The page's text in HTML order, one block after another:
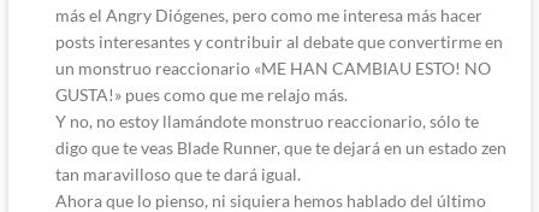
más el Angry Diógenes, pero como me interesa más hacer
posts interesantes y contribuir al debate que convertirme en
un monstruo reaccionario «ME HAN CAMBIAU ESTO! NO
GUSTA!» pues como que me relajo más.
Y no, no estoy llamándote monstruo reaccionario, sólo te
digo que te veas Blade Runner, que te dejará en un estado zen
tan maravilloso que te dará igual.
Ahora que lo pienso, ni siquiera hemos hablado del último